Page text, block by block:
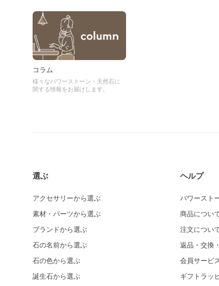
コラム
様々なパワーストーン・天然石に
関する情報をお届けします。
選ぶ
アクセサリーから選ぶ
素材・パーツから選ぶ
ブランドから選ぶ
石の名前から選ぶ
石の色から選ぶ
誕生石から選ぶ
ヘルプ
パワースト
商品につい
注文につい
返品・交換
会員サービ
ギフトラッ